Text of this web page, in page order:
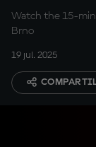
Watch the 15-
Brno
19 jul. 2025